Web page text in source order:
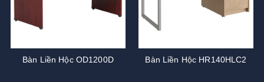
Bàn Liền Hộc OD1200D Bàn Liền Hộc HR140HLC2